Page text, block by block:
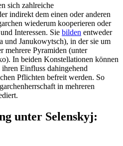
sich zahl­reiche
indirekt dem einen oder anderen
wiederum kooperieren oder
Interessen. Sie bilden ent­weder
und Janu­kowytsch), in der sie um
mehrere Pyra­miden (unter
In beiden Konstellationen können
Ein­fluss dahin­gehend
Pflichten befreit werden. So
in mehreren
unter Selenskyj: